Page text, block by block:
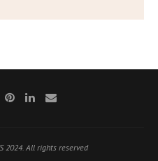
2024. All rights reserved